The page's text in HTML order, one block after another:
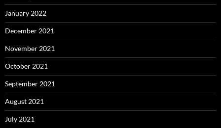
January 2022
December 2021
November 2021
October 2021
September 2021
August 2021
July 2021